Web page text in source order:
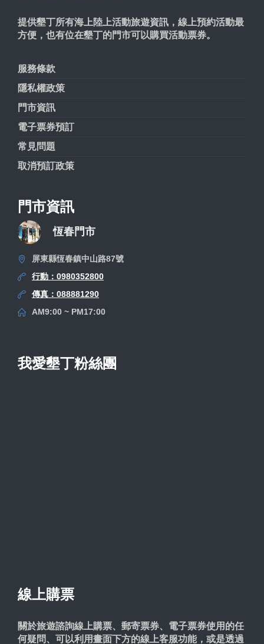
提供墾丁所有海上陸上活動旅遊資訊，線上預約活動最
方便，也有位在墾丁的門市可以購買活動票券。
服務條款
隱私權政策
門市資訊
電子票券預訂
常見問題
取消預訂政策
門市資訊
恆春門市
屏東縣恆春鎮中山路87號
行動：0980352800
傳真：088881290
AM9:00 ~ PM17:00
我愛墾丁粉絲團
線上購票
關於旅遊諮詢線上購票、郵寄票券、電子票券使用的任
何疑問、可以利用畫面下方的線上客服功能，或是透過